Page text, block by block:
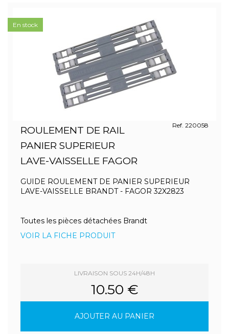
ROULEMENT DE RAIL
PANIER SUPERIEUR
LAVE-VAISSELLE FAGOR
Ref. 220058
GUIDE ROULEMENT DE PANIER SUPERIEUR
LAVE-VAISSELLE BRANDT - FAGOR 32X2823
Toutes les pièces détachées Brandt
VOIR LA FICHE PRODUIT
LIVRAISON SOUS 24H/48H
10.50 €
AJOUTER AU PANIER
En stock